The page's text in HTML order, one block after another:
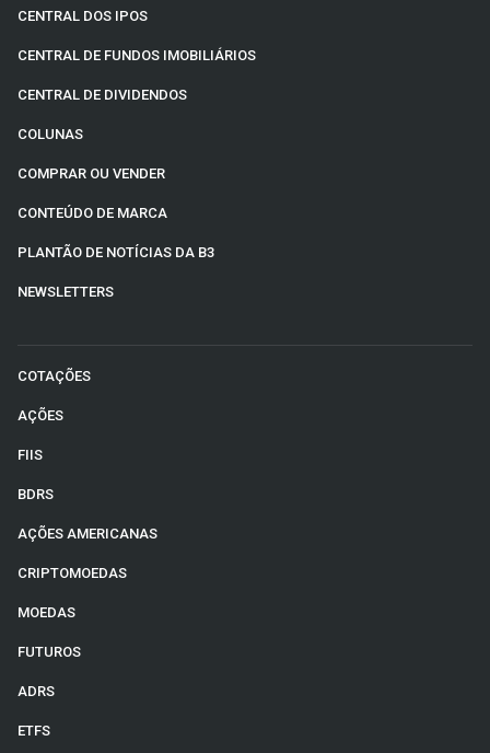
CENTRAL DOS IPOS
CENTRAL DE FUNDOS IMOBILIÁRIOS
CENTRAL DE DIVIDENDOS
COLUNAS
COMPRAR OU VENDER
CONTEÚDO DE MARCA
PLANTÃO DE NOTÍCIAS DA B3
NEWSLETTERS
COTAÇÕES
AÇÕES
FIIS
BDRS
AÇÕES AMERICANAS
CRIPTOMOEDAS
MOEDAS
FUTUROS
ADRS
ETFS